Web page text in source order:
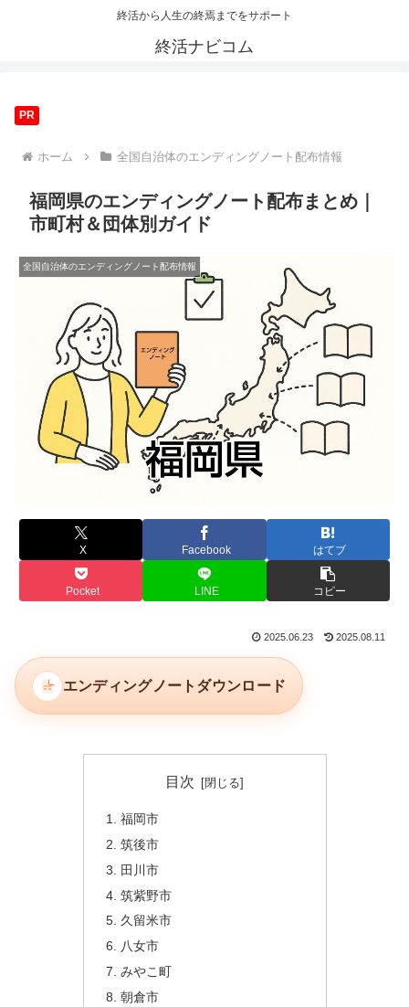
終活から人生の終焉までをサポート
終活ナビコム
PR
ホーム 全国自治体のエンディングノート配布情報
福岡県のエンディングノート配布まとめ｜
市町村＆団体別ガイド
全国自治体のエンディングノート配布情報
X Facebook はてブ
Pocket LINE コピー
2025.06.23 2025.08.11
エンディングノートダウンロード
目次
福岡市
筑後市
田川市
筑紫野市
久留米市
八女市
みやこ町
朝倉市